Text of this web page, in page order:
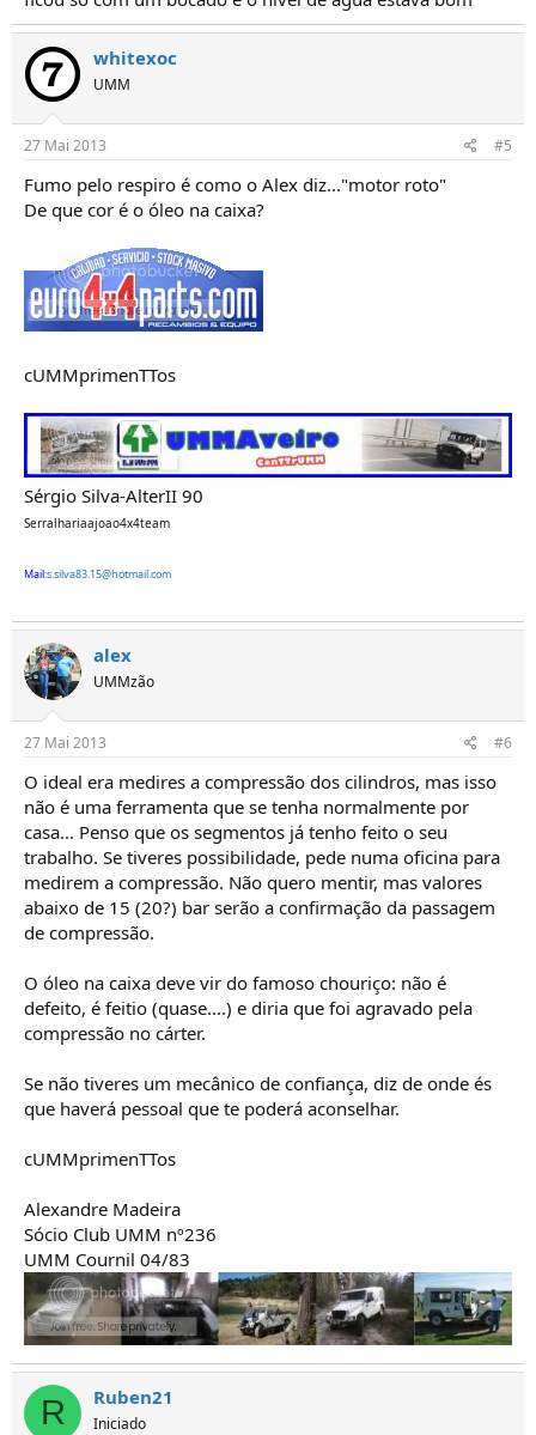
whitexoc
UMM
27 Mai 2013 #5
Fumo pelo respiro é como o Alex diz..."motor roto"
De que cor é o óleo na caixa?
cUMMprimenTTos
Sérgio Silva-AlterII 90
Serralhariaajoao4x4team
Mail:s.silva83.15@hotmail.com
alex
UMMzão
27 Mai 2013 #6
O ideal era medires a compressão dos cilindros, mas isso
não é uma ferramenta que se tenha normalmente por
casa... Penso que os segmentos já tenho feito o seu
trabalho. Se tiveres possibilidade, pede numa oficina para
medirem a compressão. Não quero mentir, mas valores
abaixo de 15 (20?) bar serão a confirmação da passagem
de compressão.
O óleo na caixa deve vir do famoso chouriço: não é
defeito, é feitio (quase....) e diria que foi agravado pela
compressão no cárter.
Se não tiveres um mecânico de confiança, diz de onde és
que haverá pessoal que te poderá aconselhar.
cUMMprimenTTos
Alexandre Madeira
Sócio Club UMM nº236
UMM Cournil 04/83
R Ruben21
Iniciado